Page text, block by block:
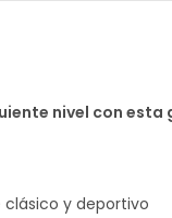
nivel con
clásico y deportivo